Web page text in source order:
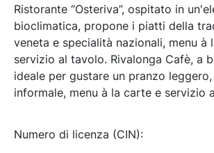
Ristorante “Osteriva”, ospitato in
bioclimatica, propone i piatti della
veneta e specialità nazionali, menu à
servizio al tavolo. Rivalonga Cafè, a
ideale per gustare un pranzo leggero,
informale, menu à la carte e servizio
Numero di licenza (CIN):